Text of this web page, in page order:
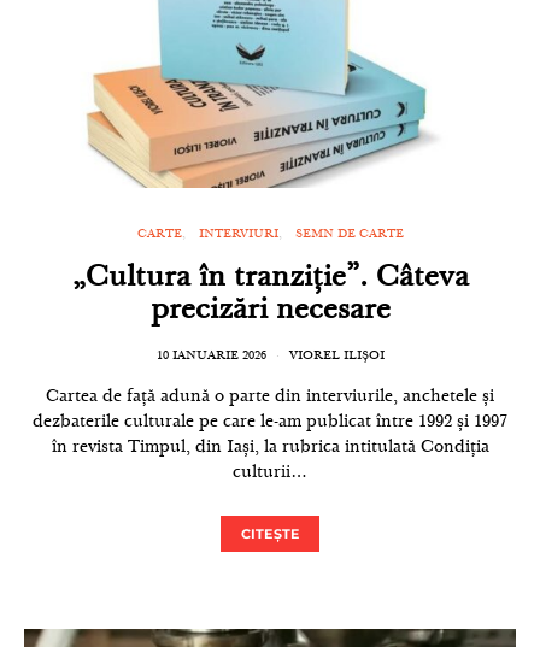
CARTE INTERVIURI SEMN DE CARTE
„Cultura în tranziție”. Câteva
precizări necesare
10 IANUARIE 2026 VIOREL ILIȘOI
Cartea de față adună o parte din interviurile, anchetele și
dezbaterile culturale pe care le-am publicat între 1992 și 1997
în revista Timpul, din Iași, la rubrica intitulată Condiția
culturii…
CITEȘTE